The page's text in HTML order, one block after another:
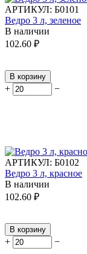
АРТИКУЛ: Б0101
Ведро 3 л, зеленое
В наличии
102.60 ₽
В корзину
+ −
АРТИКУЛ: Б0102
Ведро 3 л, красное
В наличии
102.60 ₽
В корзину
+ −